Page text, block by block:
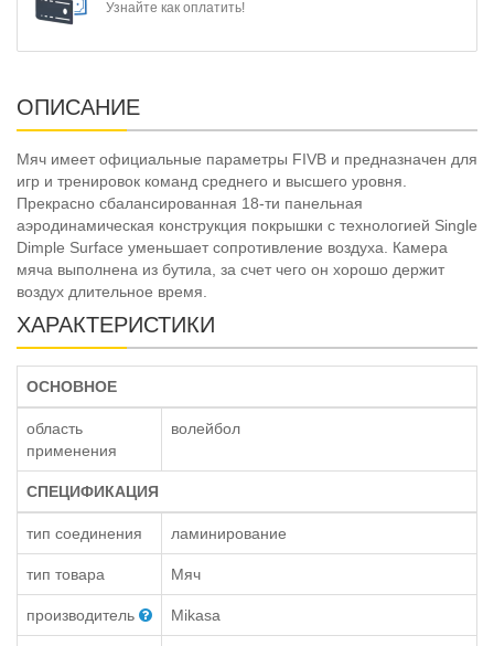
Узнайте как оплатить!
ОПИСАНИЕ
Мяч имеет официальные параметры FIVB и предназначен для
игр и тренировок команд среднего и высшего уровня.
Прекрасно сбалансированная 18-ти панельная
аэродинамическая конструкция покрышки с технологией Single
Dimple Surface уменьшает сопротивление воздуха. Камера
мяча выполнена из бутила, за счет чего он хорошо держит
воздух длительное время.
ХАРАКТЕРИСТИКИ
ОСНОВНОЕ
область
применения
волейбол
СПЕЦИФИКАЦИЯ
тип соединения ламинирование
тип товара Мяч
производитель Mikasa